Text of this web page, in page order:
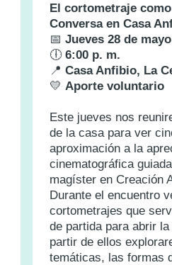
El cortometraje
Conversa en Casa
📅Jueves 28 de mayo
🕕6:00 p. m.
📍Casa Anfibio, La
💛 Aporte voluntario
Este jueves nos
de la casa para ver
aproximación a la
cinematográfica
magíster en Creación
Durante el encuentro
cortometrajes que
de partida para abrir
partir de ellos
temáticas, las formas